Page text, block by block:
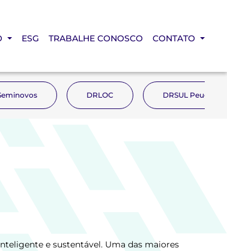
ESG TRABALHE CONOSCO CONTATO
DRLOC DRSUL Peugeot
e sustentável. Uma das maiores